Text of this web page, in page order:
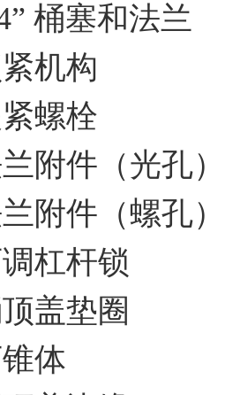
桶塞和法兰
机构
螺栓
附件（光孔）
附件（螺孔）
杠杆锁
盖垫圈
体